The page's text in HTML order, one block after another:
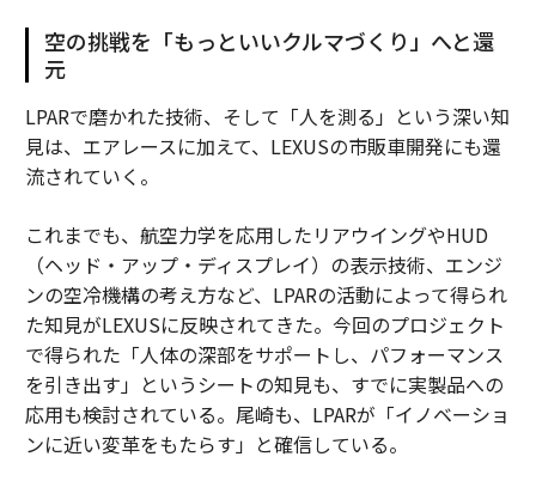
空の挑戦を「もっといいクルマづくり」へと還
元
LPARで磨かれた技術、そして「人を測る」という深い知
見は、エアレースに加えて、LEXUSの市販車開発にも還
流されていく。
これまでも、航空力学を応用したリアウイングやHUD
（ヘッド・アップ・ディスプレイ）の表示技術、エンジ
ンの空冷機構の考え方など、LPARの活動によって得られ
た知見がLEXUSに反映されてきた。今回のプロジェクト
で得られた「人体の深部をサポートし、パフォーマンス
を引き出す」というシートの知見も、すでに実製品への
応用も検討されている。尾崎も、LPARが「イノベーショ
ンに近い変革をもたらす」と確信している。